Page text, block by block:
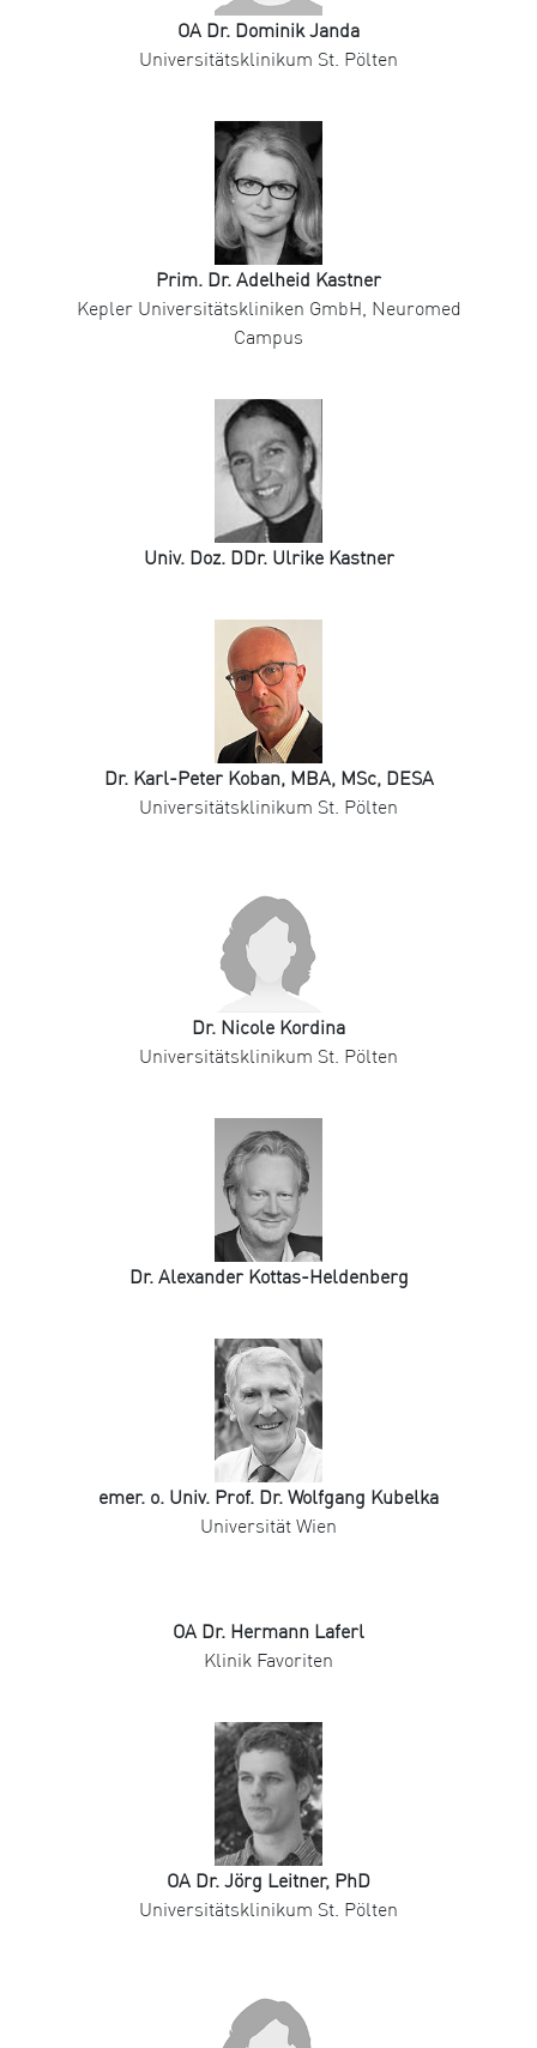
OA Dr. Dominik Janda
Universitätsklinikum St. Pölten
Prim. Dr. Adelheid Kastner
Kepler Universitätskliniken GmbH, Neuromed
Campus
Univ. Doz. DDr. Ulrike Kastner
Dr. Karl-Peter Koban, MBA, MSc, DESA
Universitätsklinikum St. Pölten
Dr. Nicole Kordina
Universitätsklinikum St. Pölten
Dr. Alexander Kottas-Heldenberg
emer. o. Univ. Prof. Dr. Wolfgang Kubelka
Universität Wien
OA Dr. Hermann Laferl
Klinik Favoriten
OA Dr. Jörg Leitner, PhD
Universitätsklinikum St. Pölten